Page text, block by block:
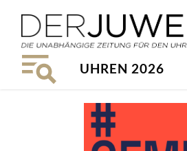
UHREN 2026